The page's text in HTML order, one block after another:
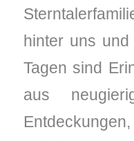
hinter uns
Tagen sind
aus